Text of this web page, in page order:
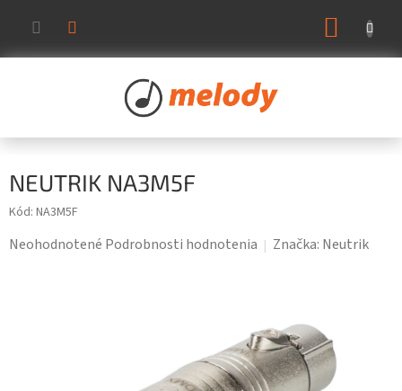
obsah
NEUTRIK NA3M5F
Kód: NA3M5F
Priemerné
Neohodnotené Podrobnosti hodnotenia Značka: Neutrik